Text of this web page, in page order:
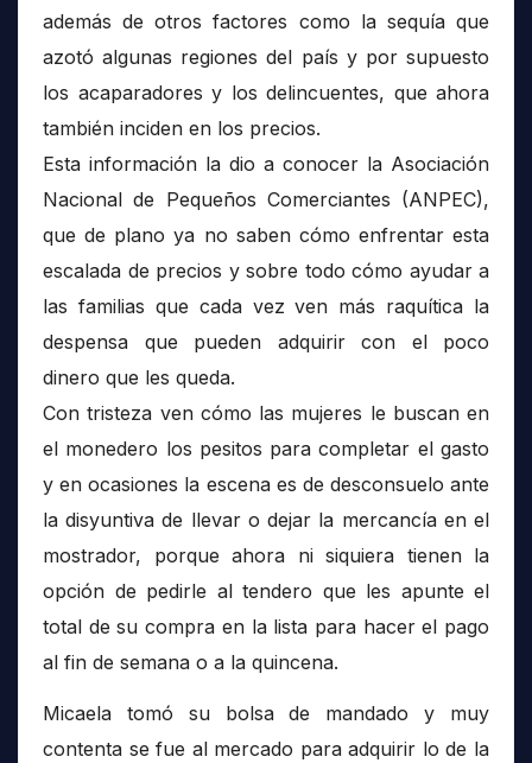
además de otros factores como la sequía que
azotó algunas regiones del país y por supuesto
los acaparadores y los delincuentes, que ahora
también inciden en los precios.
Esta información la dio a conocer la Asociación
Nacional de Pequeños Comerciantes (ANPEC),
que de plano ya no saben cómo enfrentar esta
escalada de precios y sobre todo cómo ayudar a
las familias que cada vez ven más raquítica la
despensa que pueden adquirir con el poco
dinero que les queda.
Con tristeza ven cómo las mujeres le buscan en
el monedero los pesitos para completar el gasto
y en ocasiones la escena es de desconsuelo ante
la disyuntiva de llevar o dejar la mercancía en el
mostrador, porque ahora ni siquiera tienen la
opción de pedirle al tendero que les apunte el
total de su compra en la lista para hacer el pago
al fin de semana o a la quincena.
Micaela tomó su bolsa de mandado y muy
contenta se fue al mercado para adquirir lo de la